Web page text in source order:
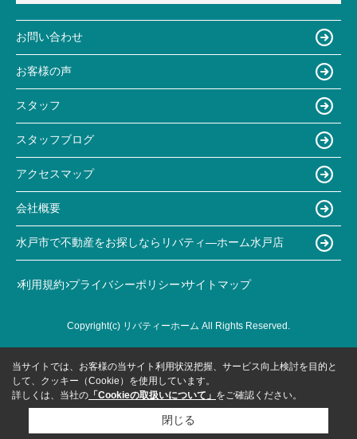
お問い合わせ
お客様の声
スタッフ
スタッフブログ
アクセスマップ
会社概要
水戸市で不動産をお探しならリバティ―ホーム水戸店
利用規約 プライバシーポリシー サイトマップ
Copyright(c) リバティーホーム All Rights Reserved.
当サイトでは、お客様の当サイト利用状況把握、サービス向上検討を目的と
して、クッキー（Cookie）を使用しています。
詳しくは、当社の 「Cookieの取扱いについて」 をご確認ください。
閉じる